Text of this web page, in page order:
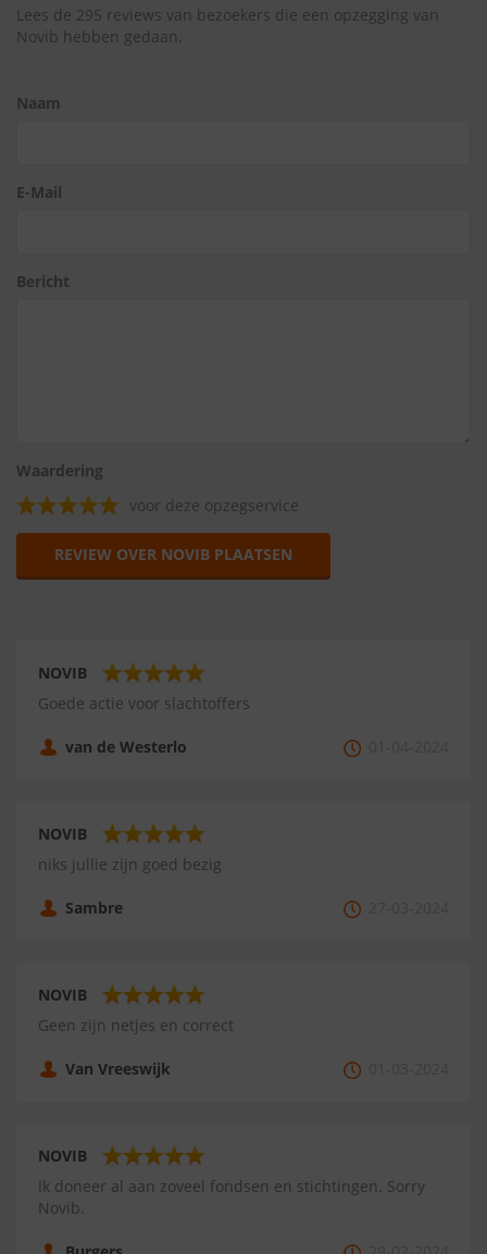
Lees de 295 reviews van bezoekers die een opzegging van
Novib hebben gedaan.
Naam
E-Mail
Bericht
Waardering
voor deze opzegservice
REVIEW OVER NOVIB PLAATSEN
NOVIB
Goede actie voor slachtoffers
van de Westerlo
NOVIB
niks jullie zijn goed bezig
Sambre
NOVIB
Geen zijn netjes en correct
Van Vreeswijk
NOVIB
Ik doneer al aan zoveel fondsen en stichtingen. Sorry
Novib.